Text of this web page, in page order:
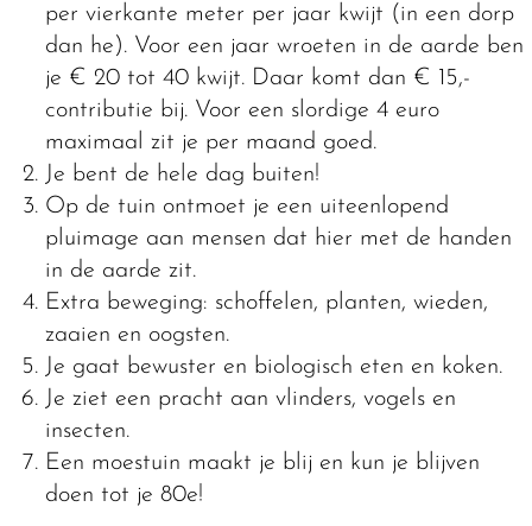
per vierkante meter per jaar kwijt (in een dorp
dan he). Voor een jaar wroeten in de aarde ben
je € 20 tot 40 kwijt. Daar komt dan € 15,-
contributie bij. Voor een slordige 4 euro
maximaal zit je per maand goed.
Je bent de hele dag buiten!
Op de tuin ontmoet je een uiteenlopend
pluimage aan mensen dat hier met de handen
in de aarde zit.
Extra beweging: schoffelen, planten, wieden,
zaaien en oogsten.
Je gaat bewuster en biologisch eten en koken.
Je ziet een pracht aan vlinders, vogels en
insecten.
Een moestuin maakt je blij en kun je blijven
doen tot je 80e!